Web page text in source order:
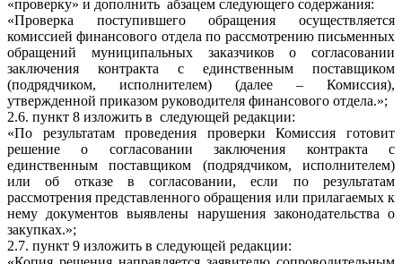
«проверку» и дополнить абзацем следующего содержания:
«Проверка поступившего обращения осуществляется
комиссией финансового отдела по рассмотрению письменных
обращений муниципальных заказчиков о согласовании
заключения контракта с единственным поставщиком
(подрядчиком, исполнителем) (далее – Комиссия),
утвержденной приказом руководителя финансового отдела.»;
2.6. пункт 8 изложить в следующей редакции:
«По результатам проведения проверки Комиссия готовит
решение о согласовании заключения контракта с
единственным поставщиком (подрядчиком, исполнителем)
или об отказе в согласовании, если по результатам
рассмотрения представленного обращения или прилагаемых к
нему документов выявлены нарушения законодательства о
закупках.»;
2.7. пункт 9 изложить в следующей редакции: